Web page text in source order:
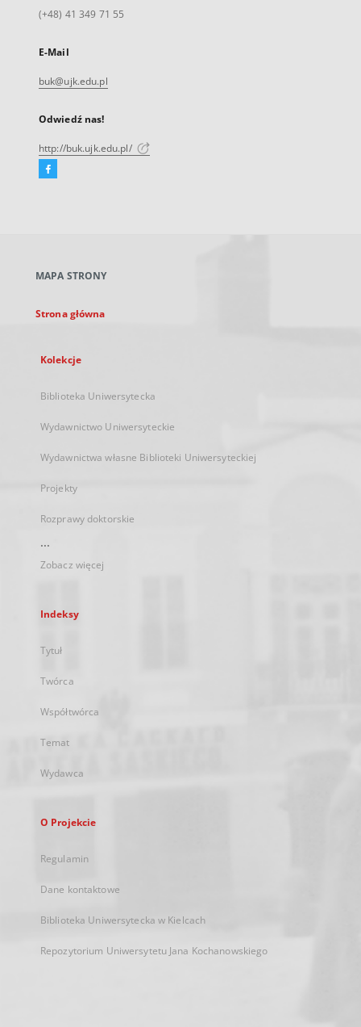
(+48) 41 349 71 55
E-Mail
buk@ujk.edu.pl
Odwiedź nas!
http://buk.ujk.edu.pl/
Facebook
karcie
MAPA STRONY
Strona główna
Kolekcje
Biblioteka Uniwersytecka
Wydawnictwo Uniwersyteckie
Wydawnictwa własne Biblioteki Uniwersyteckiej
Projekty
Rozprawy doktorskie
...
Zobacz więcej
Indeksy
Tytuł
Twórca
Współtwórca
Temat
Wydawca
O Projekcie
Regulamin
Dane kontaktowe
Biblioteka Uniwersytecka w Kielcach
Repozytorium Uniwersytetu Jana Kochanowskiego